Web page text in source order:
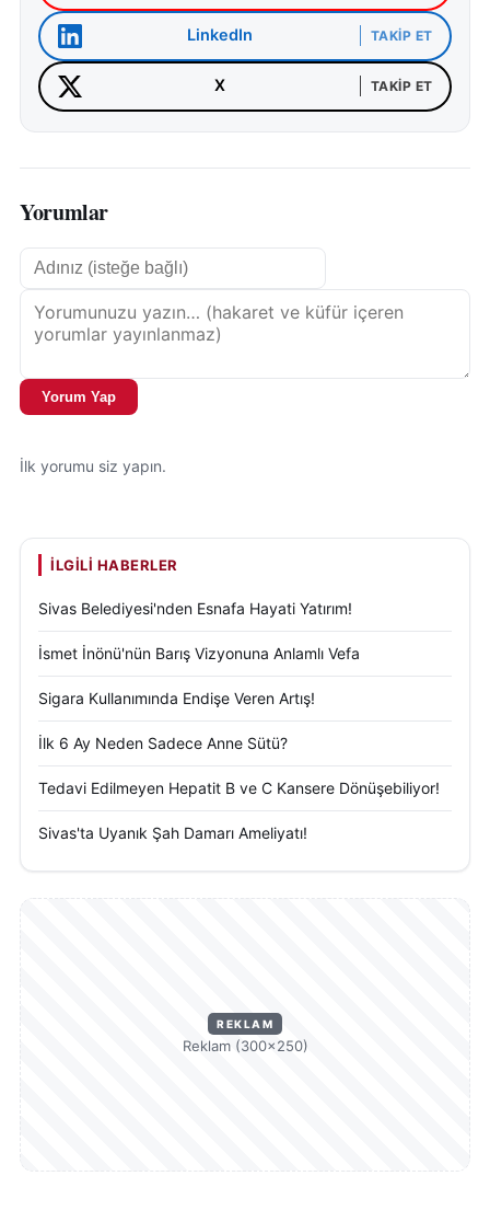
LinkedIn TAKIP ET
X TAKIP ET
Yorumlar
Yorum Yap
İlk yorumu siz yapın.
İLGILI HABERLER
Sivas Belediyesi'nden Esnafa Hayati Yatırım!
İsmet İnönü'nün Barış Vizyonuna Anlamlı Vefa
Sigara Kullanımında Endişe Veren Artış!
İlk 6 Ay Neden Sadece Anne Sütü?
Tedavi Edilmeyen Hepatit B ve C Kansere Dönüşebiliyor!
Sivas'ta Uyanık Şah Damarı Ameliyatı!
REKLAM
Reklam (300×250)